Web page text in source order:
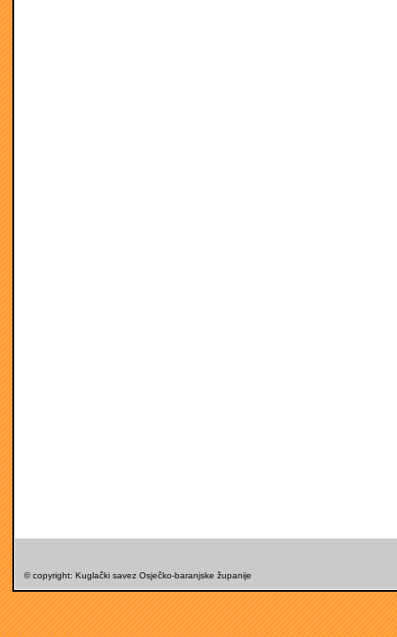
© copyright: Kuglački savez Osječko-baranjske županije